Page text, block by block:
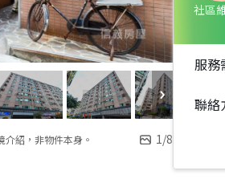
紹，非物件本身。 1/8
社區
服務
聯絡